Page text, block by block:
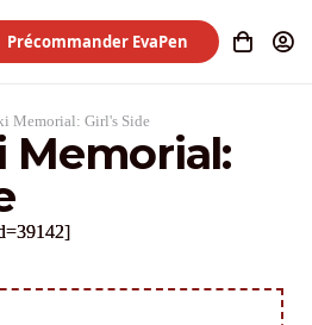
Précommander EvaPen
Memorial: Girl's Side
Memorial: